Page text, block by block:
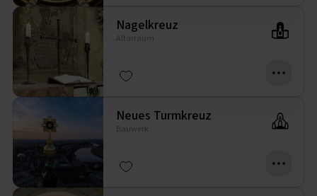
Nagelkreuz
Altarraum
Neues Turmkreuz
Bauwerk